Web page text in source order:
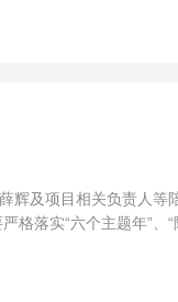
及项目相关负责人
落实“六个主题年”、“